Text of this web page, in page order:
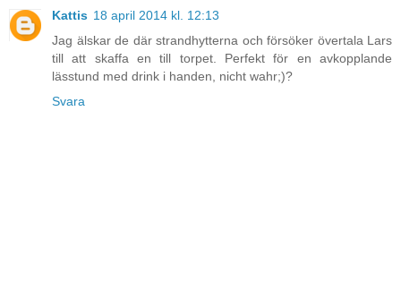
Kattis 18 april 2014 kl. 12:13
Jag älskar de där strandhytterna och försöker övertala Lars
till att skaffa en till torpet. Perfekt för en avkopplande
lässtund med drink i handen, nicht wahr;)?
Svara